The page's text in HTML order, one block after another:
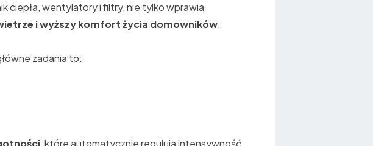
ciepła, wentylatory i filtry, nie tylko wprawia
i wyższy komfort życia domowników.
zadania to:
, które automatycznie regulują intensywność